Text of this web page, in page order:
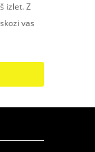
izlet. Z
vas